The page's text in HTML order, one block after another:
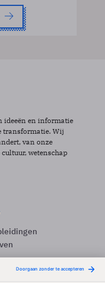
ideeën en informatie
transformatie. Wij
van onze
wetenschap